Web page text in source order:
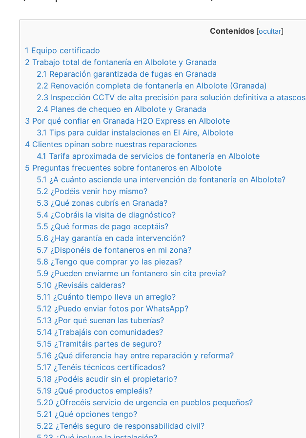
Contenidos [ocultar]
1 Equipo certificado
2 Trabajo total de fontanería en Albolote y Granada
2.1 Reparación garantizada de fugas en Granada
2.2 Renovación completa de fontanería en Albolote (Granada)
2.3 Inspección CCTV de alta precisión para solución definitiva a atascos
2.4 Planes de chequeo en Albolote y Granada
3 Por qué confiar en Granada H2O Express en Albolote
3.1 Tips para cuidar instalaciones en El Aire, Albolote
4 Clientes opinan sobre nuestras reparaciones
4.1 Tarifa aproximada de servicios de fontanería en Albolote
5 Preguntas frecuentes sobre fontaneros en Albolote
5.1 ¿A cuánto asciende una intervención de fontanería en Albolote?
5.2 ¿Podéis venir hoy mismo?
5.3 ¿Qué zonas cubrís en Granada?
5.4 ¿Cobráis la visita de diagnóstico?
5.5 ¿Qué formas de pago aceptáis?
5.6 ¿Hay garantía en cada intervención?
5.7 ¿Disponéis de fontaneros en mi zona?
5.8 ¿Tengo que comprar yo las piezas?
5.9 ¿Pueden enviarme un fontanero sin cita previa?
5.10 ¿Revisáis calderas?
5.11 ¿Cuánto tiempo lleva un arreglo?
5.12 ¿Puedo enviar fotos por WhatsApp?
5.13 ¿Por qué suenan las tuberías?
5.14 ¿Trabajáis con comunidades?
5.15 ¿Tramitáis partes de seguro?
5.16 ¿Qué diferencia hay entre reparación y reforma?
5.17 ¿Tenéis técnicos certificados?
5.18 ¿Podéis acudir sin el propietario?
5.19 ¿Qué productos empleáis?
5.20 ¿Ofrecéis servicio de urgencia en pueblos pequeños?
5.21 ¿Qué opciones tengo?
5.22 ¿Tenéis seguro de responsabilidad civil?